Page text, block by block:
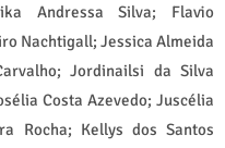
Andressa Silva; Flavio
Nachtigall; Jessica Almeida
Jordinailsi da Silva
Costa Azevedo; Juscélia
Rocha; Kellys dos Santos